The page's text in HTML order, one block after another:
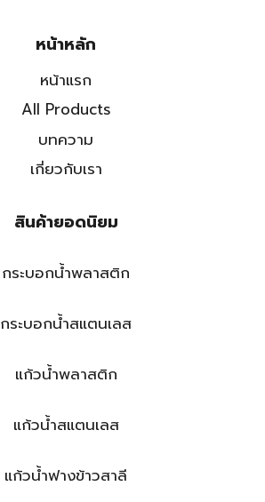
หน้าหลัก
หน้าแรก
All Products
บทความ
เกี่ยวกับเรา
สินค้ายอดนิยม
กระบอกน้ำพลาสติก
กระบอกน้ำสแตนเลส
แก้วน้ำพลาสติก
แก้วน้ำสแตนเลส
แก้วน้ำฟางข้าวสาลี